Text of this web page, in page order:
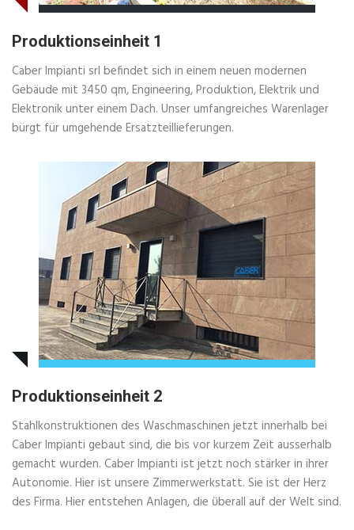
Produktionseinheit 1
Caber Impianti srl befindet sich in einem neuen modernen
Gebäude mit 3450 qm, Engineering, Produktion, Elektrik und
Elektronik unter einem Dach. Unser umfangreiches Warenlager
bürgt für umgehende Ersatzteillieferungen.
Produktionseinheit 2
Stahlkonstruktionen des Waschmaschinen jetzt innerhalb bei
Caber Impianti gebaut sind, die bis vor kurzem Zeit ausserhalb
gemacht wurden. Caber Impianti ist jetzt noch stärker in ihrer
Autonomie. Hier ist unsere Zimmerwerkstatt. Sie ist der Herz
des Firma. Hier entstehen Anlagen, die ϋberall auf der Welt sind.